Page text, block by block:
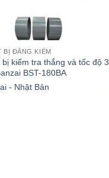
BỊ ĐĂNG KIỂM
bị kiểm tra thắng và tốc độ 3
BST-180BA
- Nhật Bản